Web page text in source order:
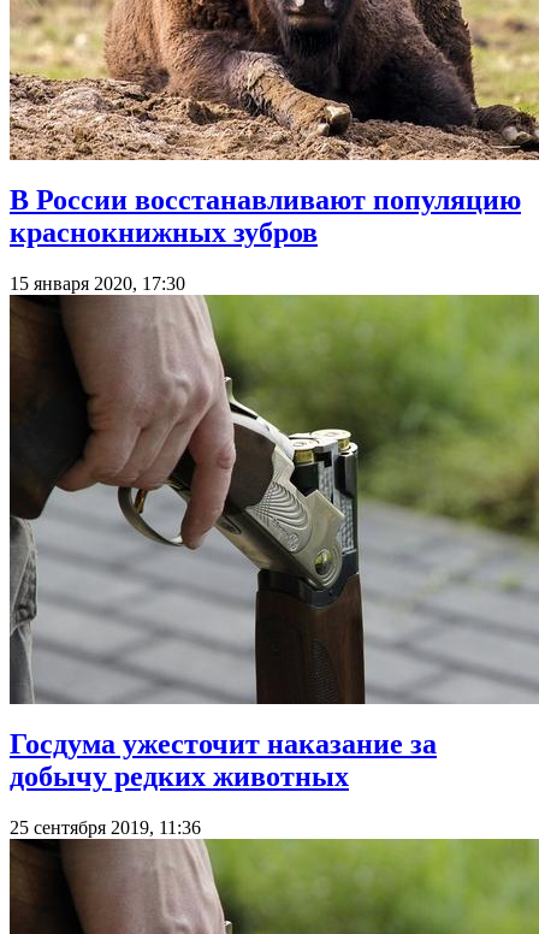
В России восстанавливают популяцию
краснокнижных зубров
15 января 2020, 17:30
Госдума ужесточит наказание за
добычу редких животных
25 сентября 2019, 11:36